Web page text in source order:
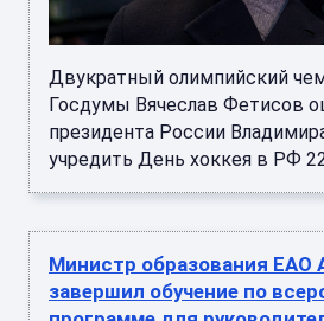
Двукратный олимпийский
Госдумы Вячеслав Фетисов
президента России
учредить День хоккея в РФ
Министр образования ЕАО
завершил обучение по